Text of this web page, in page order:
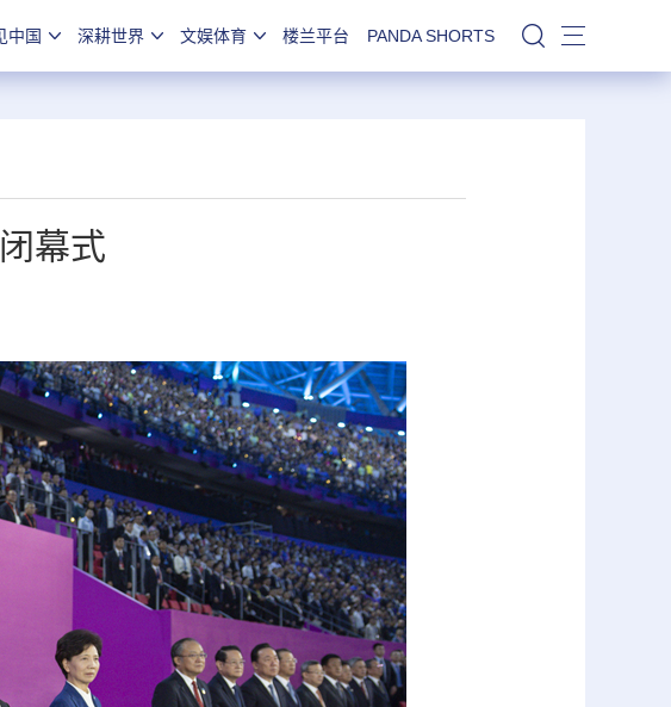
中国 深耕世界 文娱体育 楼兰平台 PANDA SHORTS 站内搜索
幕式